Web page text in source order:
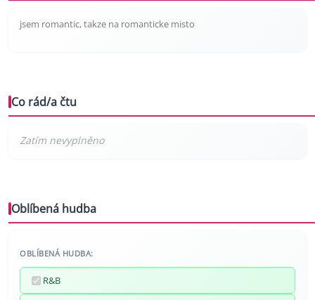
jsem romantic, takze na romanticke misto
Co rád/a čtu
Oblíbená hudba
OBLÍBENÁ HUDBA:
R&B